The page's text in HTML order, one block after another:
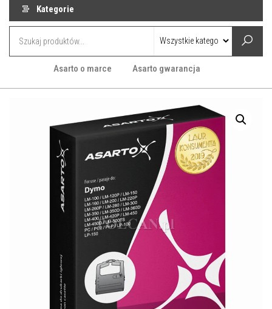
Kategorie
Asarto o marce Asarto gwarancja